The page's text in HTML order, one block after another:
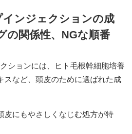
ンジェクションの成
の関係性、NGな順番
ションには、ヒト毛根幹細胞培養
スなど、頭皮のために選ばれた成
皮にもやさしくなじむ処方が特